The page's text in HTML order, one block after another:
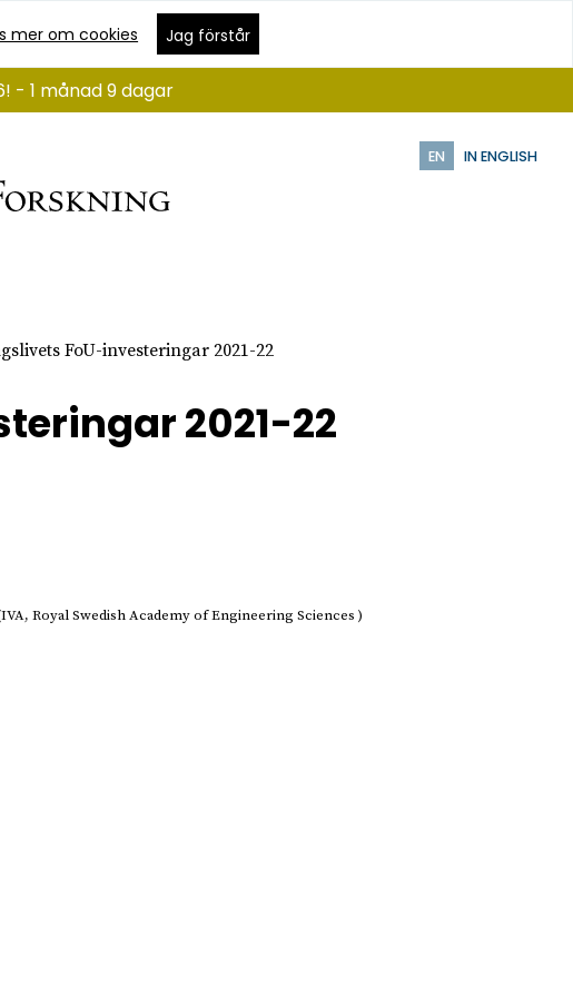
mer om cookies Jag förstår
EN IN ENGLISH
- 1 månad 9 dagar
FoU-investeringar 2021-22
2021-22
Royal Swedish Academy of Engineering Sciences )